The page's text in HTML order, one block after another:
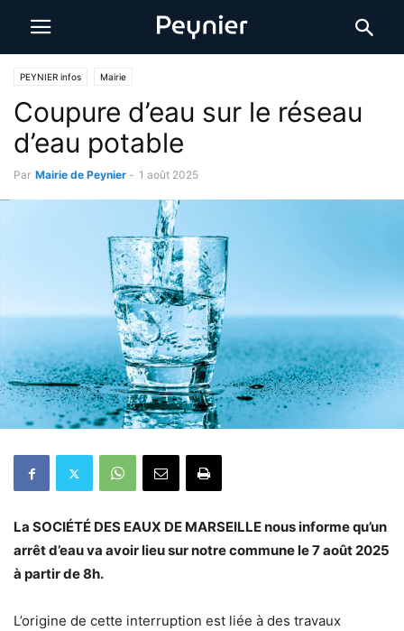
PEYNIER infos Mairie
Coupure d’eau sur le réseau
d’eau potable
Par Mairie de Peynier - 1 août 2025
La SOCIÉTÉ DES EAUX DE MARSEILLE nous informe qu’un
arrêt d’eau va avoir lieu sur notre commune le 7 août 2025
à partir de 8h.
L’origine de cette interruption est liée à des travaux